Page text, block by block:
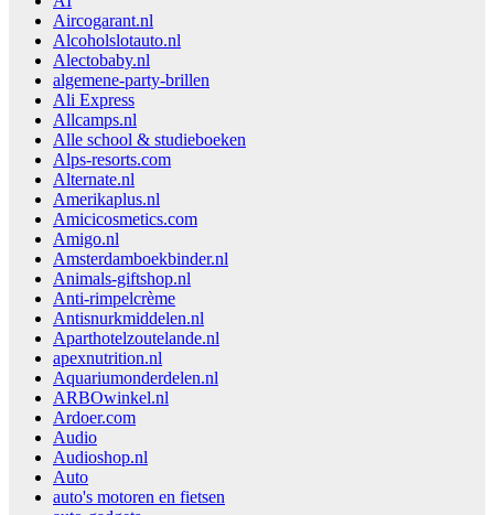
Aircogarant.nl
Alcoholslotauto.nl
Alectobaby.nl
algemene-party-brillen
Ali Express
Allcamps.nl
Alle school & studieboeken
Alps-resorts.com
Alternate.nl
Amerikaplus.nl
Amicicosmetics.com
Amigo.nl
Amsterdamboekbinder.nl
Animals-giftshop.nl
Anti-rimpelcrème
Antisnurkmiddelen.nl
Aparthotelzoutelande.nl
apexnutrition.nl
Aquariumonderdelen.nl
ARBOwinkel.nl
Ardoer.com
Audio
Audioshop.nl
Auto
auto's motoren en fietsen